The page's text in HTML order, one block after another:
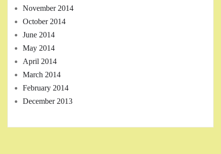
November 2014
October 2014
June 2014
May 2014
April 2014
March 2014
February 2014
December 2013